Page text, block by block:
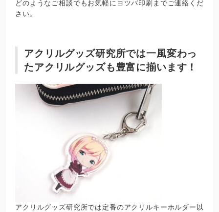
どのようなご相談でもお気軽にヨツバ印刷までご連絡くだ
さい。
アクリルグッズ研究所では一風変わっ
たアクリルグッズも豊富に揃います！
アクリルグッズ研究所では定番のアクリルキーホルダー以